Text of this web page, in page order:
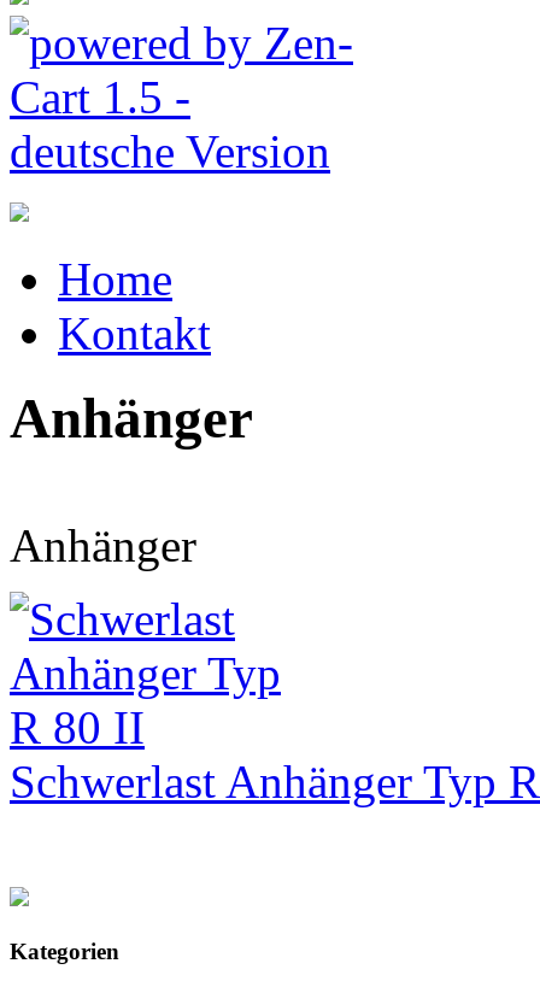
Home
Kontakt
Anhänger
Anhänger
Schwerlast Anhänger Typ
Kategorien